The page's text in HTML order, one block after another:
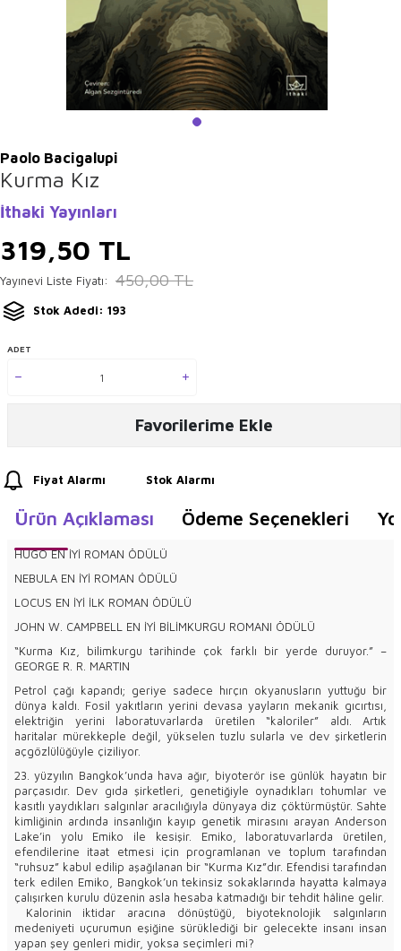
Paolo Bacigalupi
Kurma Kız
İthaki Yayınları
319,50 TL
Yayınevi Liste Fiyatı: 450,00TL
Stok Adedi: 193
ADET
Favorilerime Ekle
Fiyat Alarmı Stok Alarmı
Ürün Açıklaması Ödeme Seçenekleri
HUGO EN İYİ ROMAN ÖDÜLÜ
NEBULA EN İYİ ROMAN ÖDÜLÜ
LOCUS EN İYİ İLK ROMAN ÖDÜLÜ
JOHN W. CAMPBELL EN İYİ BİLİMKURGU ROMANI ÖDÜLÜ
“Kurma Kız, bilimkurgu tarihinde çok farklı bir yerde duruyor.” –
GEORGE R. R. MARTIN
Petrol çağı kapandı; geriye sadece hırçın okyanusların yuttuğu bir
dünya kaldı. Fosil yakıtların yerini devasa yayların mekanik gıcırtı­sı,
elektriğin yerini laboratuvarlarda üretilen “kaloriler” aldı. Artık
haritalar mürekkeple değil, yükselen tuzlu sularla ve dev şirketle­rin
açgözlülüğüyle çiziliyor.
23. yüzyılın Bangkok’unda hava ağır, biyoterör ise günlük hayatın bir
parçasıdır. Dev gıda şirketleri, genetiğiyle oynadıkları tohum­lar ve
kasıtlı yaydıkları salgınlar aracılığıyla dünyaya diz çöktür­müştür. Sahte
kimliğinin ardında insanlığın kayıp genetik mirasını arayan Anderson
Lake’in yolu Emiko ile kesişir. Emiko, laboratu­varlarda üretilen,
efendilerine itaat etmesi için programlanan ve toplum tarafından
“ruhsuz” kabul edilip aşağılanan bir “Kurma Kız”dır. Efendisi tarafından
terk edilen Emiko, Bangkok’un tekin­siz sokaklarında hayatta kalmaya
çalışırken kurulu düzenin asla hesaba katmadığı bir tehdit hâline gelir.
Kalorinin iktidar aracına dönüştüğü, biyoteknolojik salgınların
medeniyeti uçurumun eşiğine sürüklediği bir gelecekte insanı in­san
yapan şey genleri midir, yoksa seçimleri mi?